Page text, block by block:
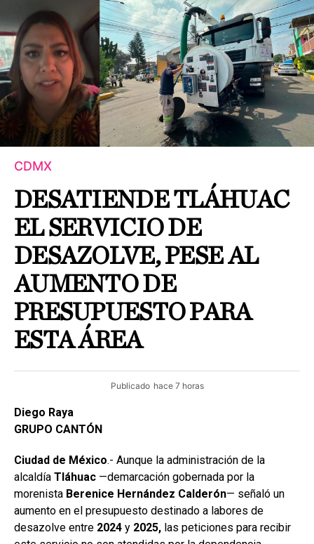
CDMX
DESATIENDE TLÁHUAC
EL SERVICIO DE
DESAZOLVE, PESE AL
AUMENTO DE
PRESUPUESTO PARA
ESTA ÁREA
Publicado hace 7 horas
Diego Raya
GRUPO CANTÓN
Ciudad de México.- Aunque la administración de la
alcaldía Tláhuac —demarcación gobernada por la
morenista Berenice Hernández Calderón— señaló un
aumento en el presupuesto destinado a labores de
desazolve entre 2024 y 2025, las peticiones para recibir